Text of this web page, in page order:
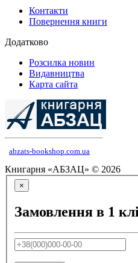
Контакти
Повернення книги
Додатково
Розсилка новин
Видавництва
Карта сайта
abzats-bookshop.com.ua
Книгарня «АБЗАЦ» © 2026
×
Замовлення в 1